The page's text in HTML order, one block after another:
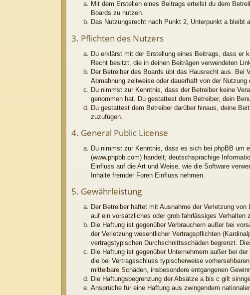
Mit dem Erstellen eines Beitrags erteilst du dem
Boards zu nutzen.
Das Nutzungsrecht nach Punkt 2, Unterpunkt a bleibt
3. Pflichten des Nutzers
Du erklärst mit der Erstellung eines Beitrags, dass er
Recht besitzt, die in deinen Beiträgen verwendeten
Der Betreiber des Boards übt das Hausrecht aus. Bei
Abmahnung zeitweise oder dauerhaft von der
Du nimmst zur Kenntnis, dass der Betreiber keine
genommen hat. Du gestattest dem Betreiber, dein
Du gestattest dem Betreiber darüber hinaus, deine
zuzufügen.
4. General Public License
Du nimmst zur Kenntnis, dass es sich bei phpBB um
(www.phpbb.com) handelt; deutschsprachige
Einfluss auf die Art und Weise, wie die Software
Inhalte fremder Foren Einfluss nehmen.
5. Gewährleistung
Der Betreiber haftet mit Ausnahme der Verletzung
auf ein vorsätzliches oder grob fahrlässiges Verhalten
Die Haftung ist gegenüber Verbrauchern außer bei
der Verletzung wesentlicher Vertragspflichten
vertragstypischen Durchschnittsschäden begrenzt.
Die Haftung ist gegenüber Unternehmern außer bei
die bei Vertragsschluss typischerweise
mittelbare Schäden, insbesondere entgangenen
Die Haftungsbegrenzung der Absätze a bis c gilt
Ansprüche für eine Haftung aus zwingendem